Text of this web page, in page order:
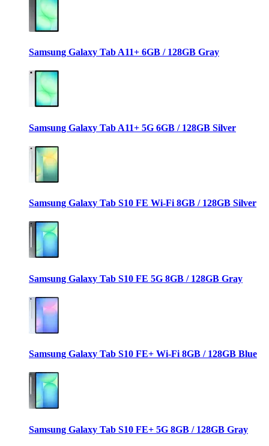
Samsung Galaxy Tab A11+ 6GB / 128GB Gray
Samsung Galaxy Tab A11+ 5G 6GB / 128GB Silver
Samsung Galaxy Tab S10 FE Wi-Fi 8GB / 128GB Silver
Samsung Galaxy Tab S10 FE 5G 8GB / 128GB Gray
Samsung Galaxy Tab S10 FE+ Wi-Fi 8GB / 128GB Blue
Samsung Galaxy Tab S10 FE+ 5G 8GB / 128GB Gray